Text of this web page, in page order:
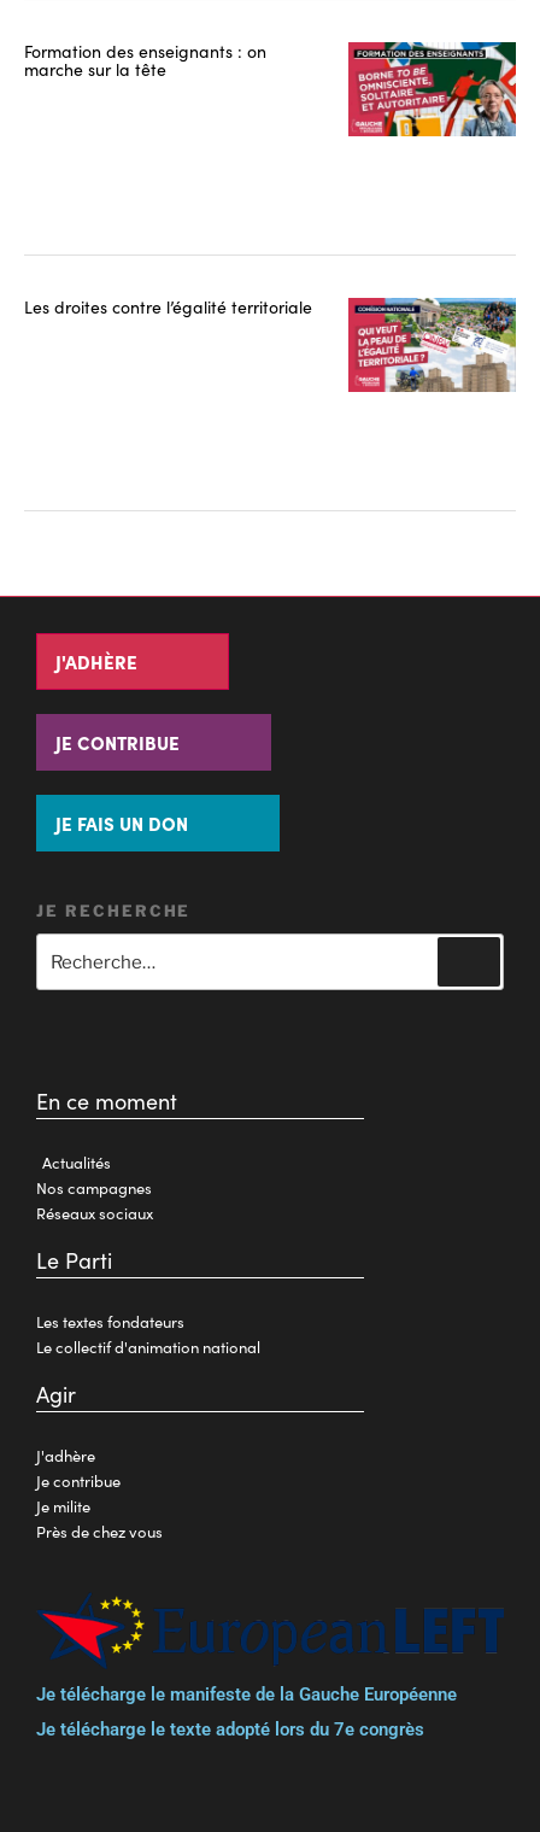
Formation des enseignants : on
marche sur la tête
Les droites contre l’égalité territoriale
J'ADHÈRE
JE CONTRIBUE
JE FAIS UN DON
JE RECHERCHE
En ce moment
Actualités
Nos campagnes
Réseaux sociaux
Le Parti
Les textes fondateurs
Le collectif d'animation national
Agir
J'adhère
Je contribue
Je milite
Près de chez vous
Je télécharge le manifeste de la Gauche Européenne
Je télécharge le texte adopté lors du 7e congrès